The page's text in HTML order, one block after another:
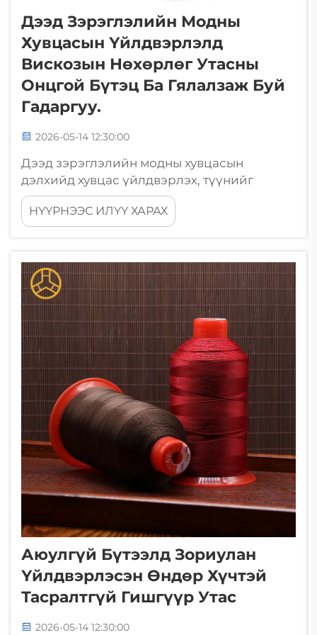
Дээд Зэрэглэлийн Модны
Хувцасын Үйлдвэрлэлд
Вискозын Нөхөрлөг Утасны
Онцгой Бүтэц Ба Гялалзаж Буй
Гадаргуу.
2026-05-14 12:30:00
Дээд зэрэглэлийн модны хувцасын
дэлхийд хувцас үйлдвэрлэх, түүнийг
урьдчилан төсөөлж, төгсгөх үед
ашиглагдаж буй материалын хамт дизайн
үүрэгтүүн хүчтэй илэрхийлдэг. Дээд
тариачид хүртэл хүрдэг олон янзын
нөхөрлөг утаснуудын дотроо вискозын
нөхөрлөг утас...
НҮҮРНЭЭС ИЛҮҮ ХАРАХ
Аюулгүй Бүтээлд Зориулан
Үйлдвэрлэсэн Өндөр Хүчтэй
Тасралтгүй Гишгүүр Утас
2026-05-14 12:30:00